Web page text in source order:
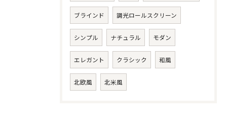
ブラインド 調光ロールスクリーン
シンプル ナチュラル モダン
エレガント クラシック 和風
北欧風 北米風